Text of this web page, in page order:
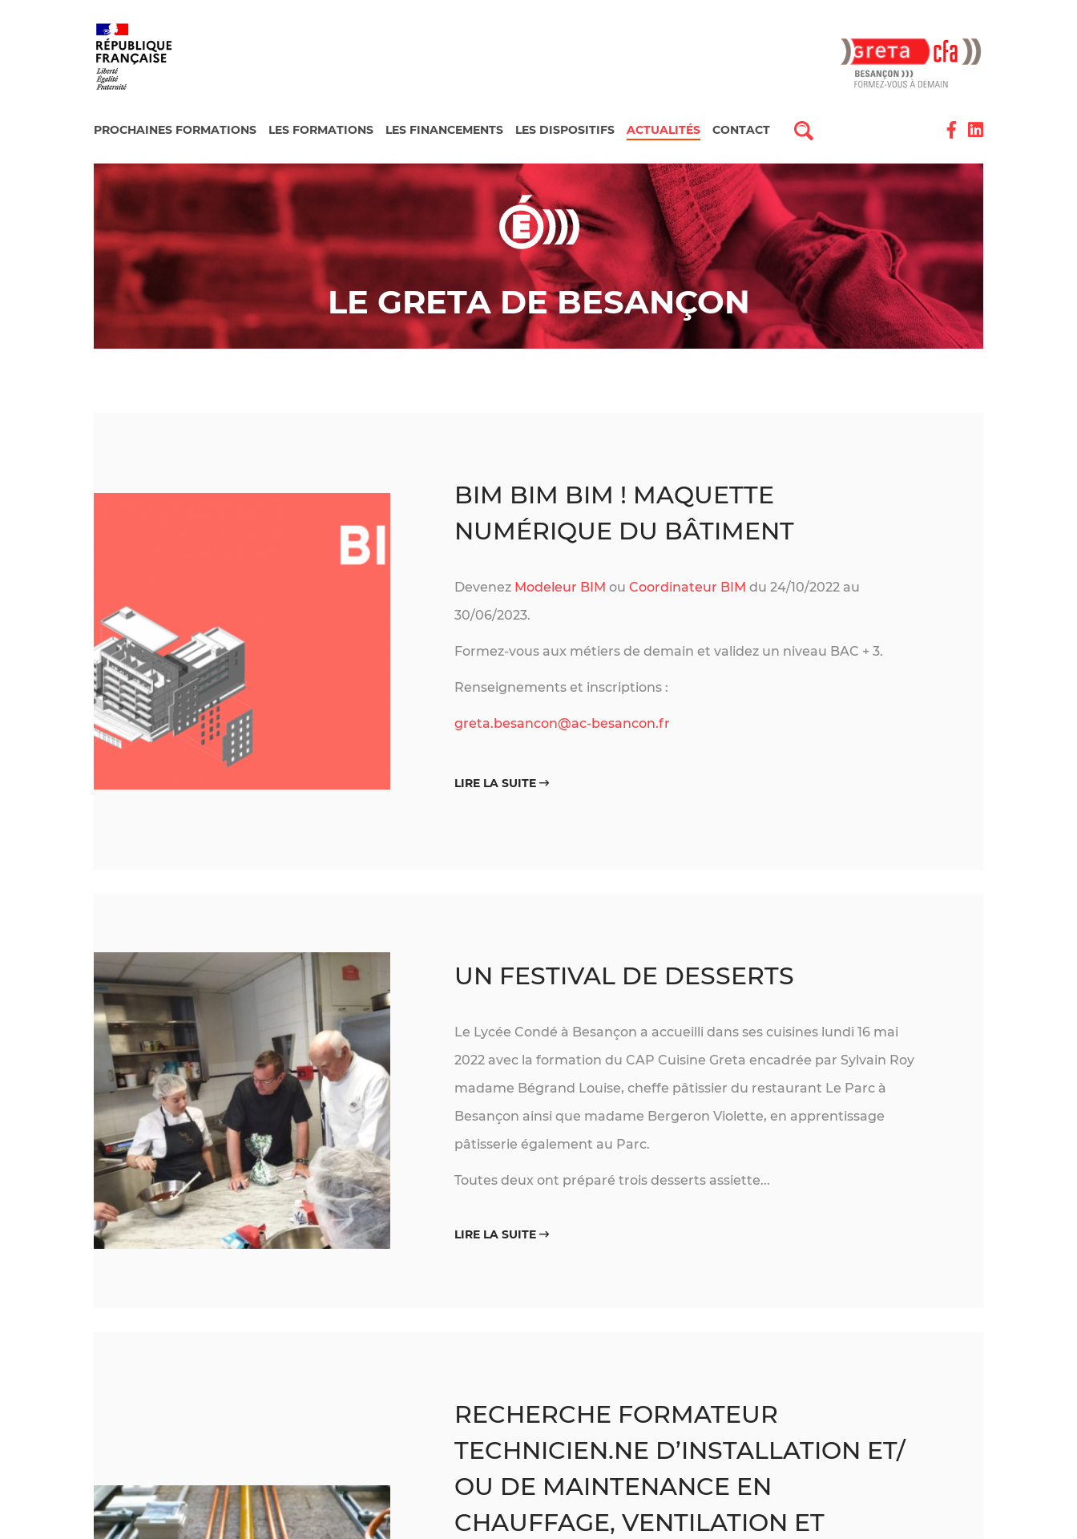
PROCHAINES FORMATIONS LES FORMATIONS LES FINANCEMENTS LES DISPOSITIFS ACTUALITÉS CONTACT
LE GRETA DE BESANÇON
BIM BIM BIM ! MAQUETTE
NUMÉRIQUE DU BÂTIMENT
Devenez Modeleur BIM ou Coordinateur BIM du 24/10/2022 au
30/06/2023.
Formez-vous aux métiers de demain et validez un niveau BAC + 3.
Renseignements et inscriptions :
greta.besancon@ac-besancon.fr
LIRE LA SUITE
UN FESTIVAL DE DESSERTS
Le Lycée Condé à Besançon a accueilli dans ses cuisines lundi 16 mai
2022 avec la formation du CAP Cuisine Greta encadrée par Sylvain Roy
madame Bégrand Louise, cheffe pâtissier du restaurant Le Parc à
Besançon ainsi que madame Bergeron Violette, en apprentissage
pâtisserie également au Parc.
Toutes deux ont préparé trois desserts assiette...
LIRE LA SUITE
RECHERCHE FORMATEUR
TECHNICIEN.NE D’INSTALLATION ET/
OU DE MAINTENANCE EN
CHAUFFAGE, VENTILATION ET